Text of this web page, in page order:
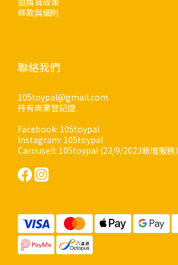
條款與細則
聯絡我們
105toypal@gmail.com
持有商業登記證
Facebook: 105toypal
Instagram: 105toypal
Carousell: 105toypal (23/9/2023新增服務）